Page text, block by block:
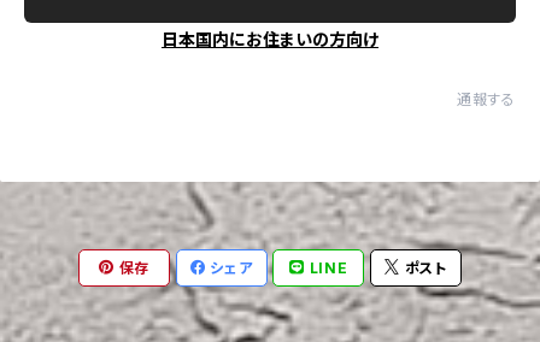
日本国内にお住まいの方向け
通報する
保存 シェア LINE ポスト